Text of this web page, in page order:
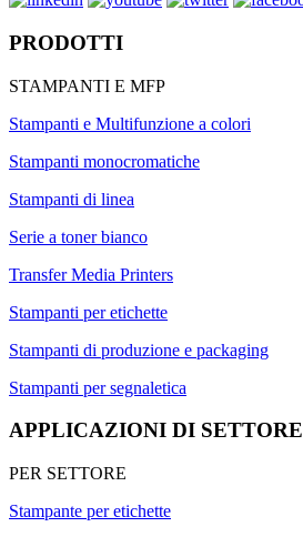
PRODOTTI
STAMPANTI E MFP
Stampanti e Multifunzione a colori
Stampanti monocromatiche
Stampanti di linea
Serie a toner bianco
Transfer Media Printers
Stampanti per etichette
Stampanti di produzione e packaging
Stampanti per segnaletica
APPLICAZIONI DI SETTORE
PER SETTORE
Stampante per etichette